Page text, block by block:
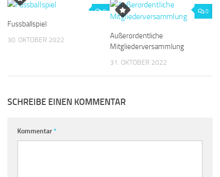
0
Fussballspiel
30. OKTOBER 2022
0
Außerordentliche
Mitgliederversammlung
31. OKTOBER 2022
SCHREIBE EINEN KOMMENTAR
Kommentar*